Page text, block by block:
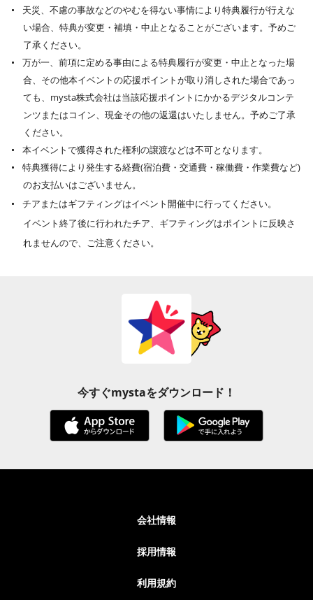
天災、不慮の事故などのやむを得ない事情により特典履行が行えな
い場合、特典が変更・補填・中止となることがございます。予めご
了承ください。
万が一、前項に定める事由による特典履行が変更・中止となった場
合、その他本イベントの応援ポイントが取り消しされた場合であっ
ても、mysta株式会社は当該応援ポイントにかかるデジタルコンテ
ンツまたはコイン、現金その他の返還はいたしません。予めご了承
ください。
本イベントで獲得された権利の譲渡などは不可となります。
特典獲得により発生する経費(宿泊費・交通費・稼働費・作業費など)
のお支払いはございません。
チアまたはギフティングはイベント開催中に行ってください。
イベント終了後に行われたチア、ギフティングはポイントに反映さ
れませんので、ご注意ください。
今すぐmystaをダウンロード！
会社情報
採用情報
利用規約